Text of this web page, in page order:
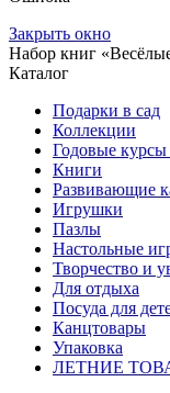
Закрыть окно
Набор книг
Каталог
Подарки в сад
Коллекции
Годовые курсы
Книги
Развивающие
Игрушки
Пазлы
Настольные
Творчество и
Для отдыха
Посуда для
Канцтовары
Упаковка
ЛЕТНИЕ